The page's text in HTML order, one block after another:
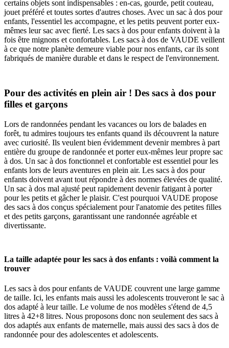
certains objets sont indispensables : en-cas, gourde, petit couteau,
jouet préféré et toutes sortes d'autres choses. Avec un sac à dos pour
enfants, l'essentiel les accompagne, et les petits peuvent porter eux-
mêmes leur sac avec fierté. Les sacs à dos pour enfants doivent à la
fois être mignons et confortables. Les sacs à dos de VAUDE veillent
à ce que notre planète demeure viable pour nos enfants, car ils sont
fabriqués de manière durable et dans le respect de l'environnement.
Pour des activités en plein air ! Des sacs à dos pour
filles et garçons
Lors de randonnées pendant les vacances ou lors de balades en
forêt, tu admires toujours tes enfants quand ils découvrent la nature
avec curiosité. Ils veulent bien évidemment devenir membres à part
entière du groupe de randonnée et porter eux-mêmes leur propre sac
à dos. Un sac à dos fonctionnel et confortable est essentiel pour les
enfants lors de leurs aventures en plein air. Les sacs à dos pour
enfants doivent avant tout répondre à des normes élevées de qualité.
Un sac à dos mal ajusté peut rapidement devenir fatigant à porter
pour les petits et gâcher le plaisir. C'est pourquoi VAUDE propose
des sacs à dos conçus spécialement pour l'anatomie des petites filles
et des petits garçons, garantissant une randonnée agréable et
divertissante.
La taille adaptée pour les sacs à dos enfants : voilà comment la
trouver
Les sacs à dos pour enfants de VAUDE couvrent une large gamme
de taille. Ici, les enfants mais aussi les adolescents trouveront le sac à
dos adapté à leur taille. Le volume de nos modèles s'étend de 4,5
litres à 42+8 litres. Nous proposons donc non seulement des sacs à
dos adaptés aux enfants de maternelle, mais aussi des sacs à dos de
randonnée pour des adolescentes et adolescents.